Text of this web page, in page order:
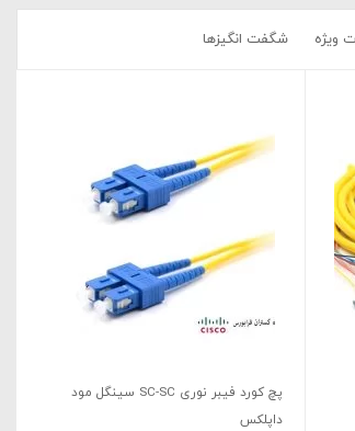
ویژه شگفت انگیزها
پچ کورد فیبر نوری SC-SC سینگل مود
داپلکس